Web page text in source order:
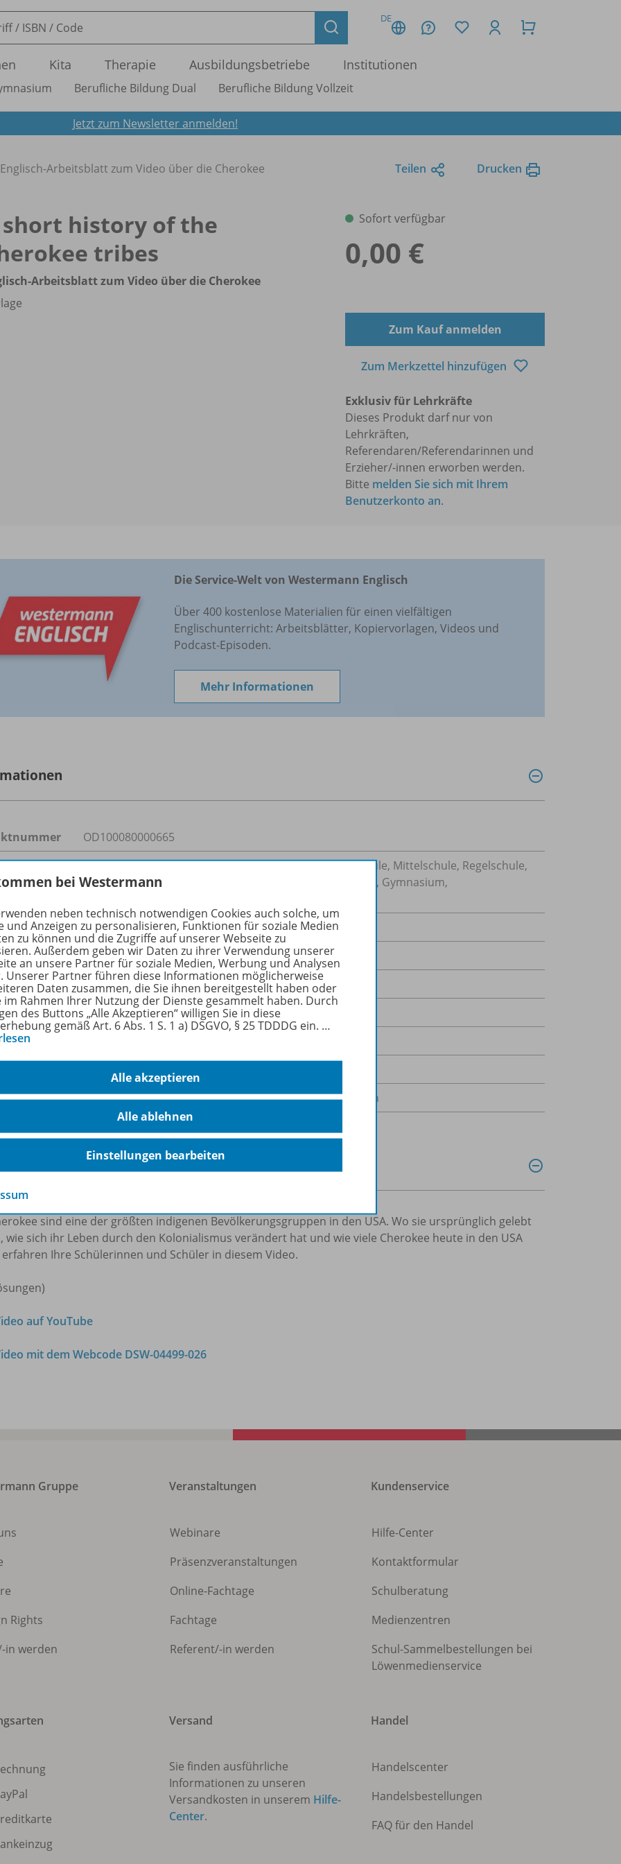
DE
Kita Therapie Ausbildungsbetriebe Institutionen
Berufliche Bildung Dual Berufliche Bildung Vollzeit
Jetzt zum Newsletter anmelden!
Arbeitsblatt zum Video über die Cherokee Teilen Drucken
short history of the
tribes
Arbeitsblatt zum Video über die Cherokee
Sofort verfügbar
0,00 €
Zum Kauf anmelden
Zum Merkzettel hinzufügen
Exklusiv für Lehrkräfte
Dieses Produkt darf nur von
Lehrkräften,
Referendaren/Referendarinnen und
Erzieher/-innen erworben werden.
Bitte melden Sie sich mit Ihrem
Benutzerkonto an.
Die Service-Welt von Westermann Englisch
Über 400 kostenlose Materialien für einen vielfältigen
Englischunterricht: Arbeitsblätter, Kopiervorlagen, Videos und
Podcast-Episoden.
Mehr Informationen
OD100080000665
Hauptschule, Realschule, Realschule plus, Sekundarschule, Mittelschule, Regelschule,
Regionale Schule, Oberschule, Integrierte Gesamtschule, Gymnasium,
Englisch
8. Schuljahr bis 10. Schuljahr
2
am
01.03.2023
ZIP-Dateiarchiv
native americans, Arbeitsblatt, Video, Cherokee, Englisch
sind eine der größten indigenen Bevölkerungsgruppen in den USA. Wo sie ursprünglich gelebt
wie sich ihr Leben durch den Kolonialismus verändert hat und wie viele Cherokee heute in den USA
erfahren Ihre Schülerinnen und Schüler in diesem Video.
auf YouTube
mit dem Webcode DSW-04499-026
Gruppe
Rights
-in werden
Veranstaltungen
Webinare
Präsenzveranstaltungen
Online-Fachtage
Fachtage
Referent/-in werden
Kundenservice
Hilfe-Center
Kontaktformular
Schulberatung
Medienzentren
Schul-Sammelbestellungen bei
Löwenmedienservice
Versand
Sie finden ausführliche
Informationen zu unseren
Versandkosten in unserem Hilfe-
Center.
Handel
Handelscenter
Handelsbestellungen
FAQ für den Handel
bei Westermann
neben technisch notwendigen Cookies auch solche, um
und Anzeigen zu personalisieren, Funktionen für soziale Medien
zu können und die Zugriffe auf unserer Webseite zu
Außerdem geben wir Daten zu ihrer Verwendung unserer
an unsere Partner für soziale Medien, Werbung und Analysen
Unserer Partner führen diese Informationen möglicherweise
Daten zusammen, die Sie ihnen bereitgestellt haben oder
im Rahmen Ihrer Nutzung der Dienste gesammelt haben. Durch
des Buttons „Alle Akzeptieren“ willigen Sie in diese
gemäß Art. 6 Abs. 1 S. 1 a) DSGVO, § 25 TDDDG ein. …
Alle akzeptieren
Alle ablehnen
Einstellungen bearbeiten